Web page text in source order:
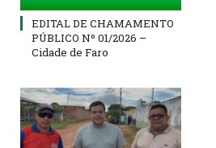
EDITAL DE CHAMAMENTO
PÚBLICO Nº 01/2026 –
Cidade de Faro